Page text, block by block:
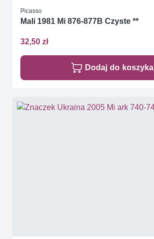
Picasso
Mali 1981 Mi 876-877B Czyste **
32,50 zł
Dodaj do koszyka